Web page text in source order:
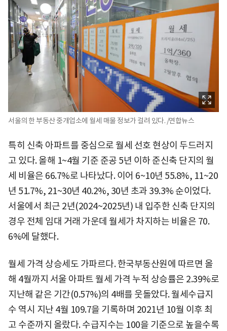
서울의 한 부동산 중개업소에 월세 매물 정보가 걸려 있다. /연합뉴스
특히 신축 아파트를 중심으로 월세 선호 현상이 두드러지
고 있다. 올해 1~4월 기준 준공 5년 이하 준신축 단지의 월
세 비율은 66.7%로 나타났다. 이어 6~10년 55.8%, 11~20
년 51.7%, 21~30년 40.2%, 30년 초과 39.3% 순이었다.
서울에서 최근 2년(2024~2025년) 내 입주한 신축 단지의
경우 전체 임대 거래 가운데 월세가 차지하는 비율은 70.
6%에 달했다.
월세 가격 상승세도 가파르다. 한국부동산원에 따르면 올
해 4월까지 서울 아파트 월세 가격 누적 상승률은 2.39%로
지난해 같은 기간(0.57%)의 4배를 웃돌았다. 월세수급지
수 역시 지난 4월 109.7을 기록하며 2021년 10월 이후 최
고 수준까지 올랐다. 수급지수는 100을 기준으로 높을수록